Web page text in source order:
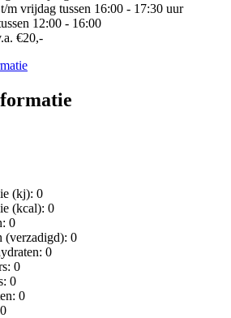
m vrijdag tussen 16:00 - 17:30 uur
12:00 - 16:00
€20,-
(kj): 0
(kcal): 0
0
(verzadigd): 0
0
0
0
0